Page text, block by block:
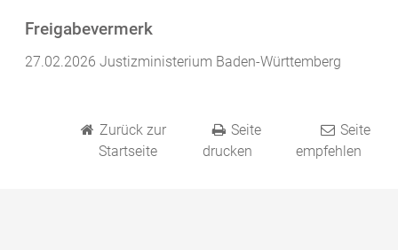
Freigabevermerk
27.02.2026 Justizministerium Baden-Württemberg
Zurück zur
Startseite
Seite
drucken
Seite
empfehlen